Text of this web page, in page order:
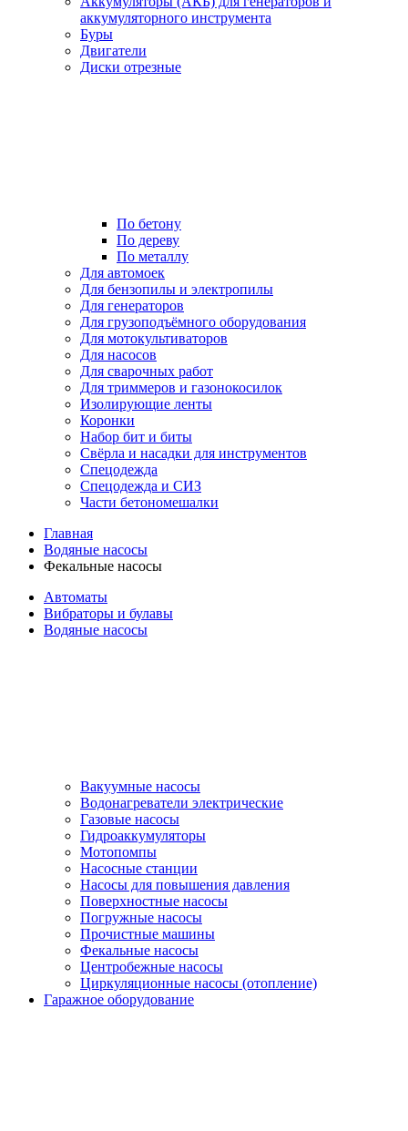
аккумуляторного инструмента
Буры
Двигатели
Диски отрезные
По бетону
По дереву
По металлу
Для автомоек
Для бензопилы и электропилы
Для генераторов
Для грузоподъёмного оборудования
Для мотокультиваторов
Для насосов
Для сварочных работ
Для триммеров и газонокосилок
Изолирующие ленты
Коронки
Набор бит и биты
Свёрла и насадки для инструментов
Спецодежда
Спецодежда и СИЗ
Части бетономешалки
Главная
Водяные насосы
Фекальные насосы
Автоматы
Вибраторы и булавы
Водяные насосы
Вакуумные насосы
Водонагреватели электрические
Газовые насосы
Гидроаккумуляторы
Мотопомпы
Насосные станции
Насосы для повышения давления
Поверхностные насосы
Погружные насосы
Прочистные машины
Фекальные насосы
Центробежные насосы
Циркуляционные насосы (отопление)
Гаражное оборудование